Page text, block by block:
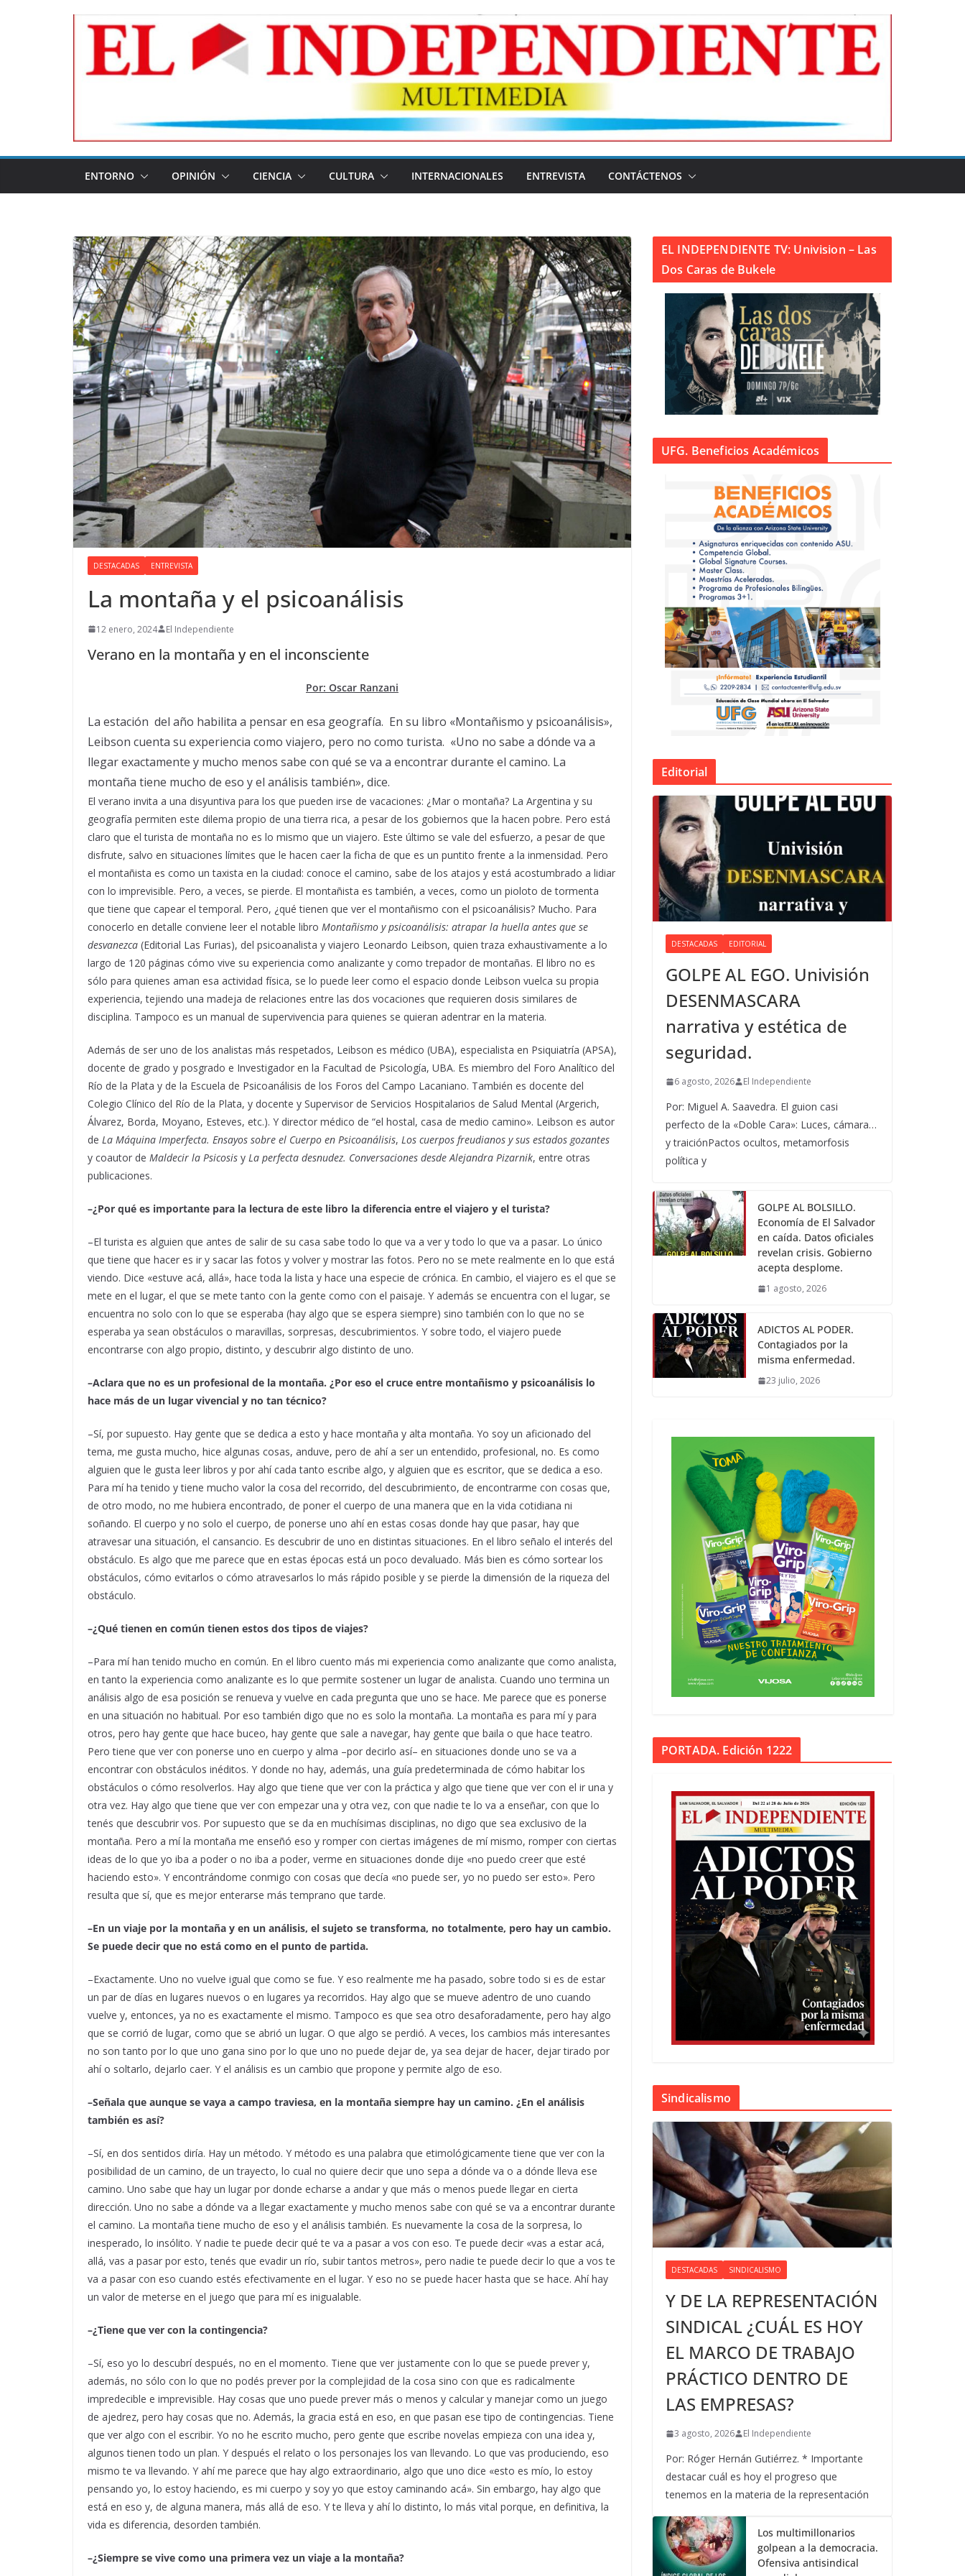
ENTORNO OPINIÓN CIENCIA CULTURA INTERNACIONALES ENTREVISTA CONTÁCTENOS
DESTACADAS ENTREVISTA
La montaña y el psicoanálisis
12 enero, 2024 El Independiente
Verano en la montaña y en el inconsciente
Por: Oscar Ranzani
La estación del año habilita a pensar en esa geografía. En su libro «Montañismo y psicoanálisis»,
Leibson cuenta su experiencia como viajero, pero no como turista. «Uno no sabe a dónde va a
llegar exactamente y mucho menos sabe con qué se va a encontrar durante el camino. La
montaña tiene mucho de eso y el análisis también», dice.
El verano invita a una disyuntiva para los que pueden irse de vacaciones: ¿Mar o montaña? La Argentina y su
geografía permiten este dilema propio de una tierra rica, a pesar de los gobiernos que la hacen pobre. Pero está
claro que el turista de montaña no es lo mismo que un viajero. Este último se vale del esfuerzo, a pesar de que
disfrute, salvo en situaciones límites que le hacen caer la ficha de que es un puntito frente a la inmensidad. Pero
el montañista es como un taxista en la ciudad: conoce el camino, sabe de los atajos y está acostumbrado a lidiar
con lo imprevisible. Pero, a veces, se pierde. El montañista es también, a veces, como un pioloto de tormenta
que tiene que capear el temporal. Pero, ¿qué tienen que ver el montañismo con el psicoanálisis? Mucho. Para
conocerlo en detalle conviene leer el notable libro Montañismo y psicoanálisis: atrapar la huella antes que se
desvanezca (Editorial Las Furias), del psicoanalista y viajero Leonardo Leibson, quien traza exhaustivamente a lo
largo de 120 páginas cómo vive su experiencia como analizante y como trepador de montañas. El libro no es
sólo para quienes aman esa actividad física, se lo puede leer como el espacio donde Leibson vuelca su propia
experiencia, tejiendo una madeja de relaciones entre las dos vocaciones que requieren dosis similares de
disciplina. Tampoco es un manual de supervivencia para quienes se quieran adentrar en la materia.
Además de ser uno de los analistas más respetados, Leibson es médico (UBA), especialista en Psiquiatría (APSA),
docente de grado y posgrado e Investigador en la Facultad de Psicología, UBA. Es miembro del Foro Analítico del
Río de la Plata y de la Escuela de Psicoanálisis de los Foros del Campo Lacaniano. También es docente del
Colegio Clínico del Río de la Plata, y docente y Supervisor de Servicios Hospitalarios de Salud Mental (Argerich,
Álvarez, Borda, Moyano, Esteves, etc.). Y director médico de “el hostal, casa de medio camino». Leibson es autor
de La Máquina Imperfecta. Ensayos sobre el Cuerpo en Psicoanálisis, Los cuerpos freudianos y sus estados gozantes
y coautor de Maldecir la Psicosis y La perfecta desnudez. Conversaciones desde Alejandra Pizarnik, entre otras
publicaciones.
–¿Por qué es importante para la lectura de este libro la diferencia entre el viajero y el turista?
–El turista es alguien que antes de salir de su casa sabe todo lo que va a ver y todo lo que va a pasar. Lo único
que tiene que hacer es ir y sacar las fotos y volver y mostrar las fotos. Pero no se mete realmente en lo que está
viendo. Dice «estuve acá, allá», hace toda la lista y hace una especie de crónica. En cambio, el viajero es el que se
mete en el lugar, el que se mete tanto con la gente como con el paisaje. Y además se encuentra con el lugar, se
encuentra no solo con lo que se esperaba (hay algo que se espera siempre) sino también con lo que no se
esperaba ya sean obstáculos o maravillas, sorpresas, descubrimientos. Y sobre todo, el viajero puede
encontrarse con algo propio, distinto, y descubrir algo distinto de uno.
–Aclara que no es un profesional de la montaña. ¿Por eso el cruce entre montañismo y psicoanálisis lo
hace más de un lugar vivencial y no tan técnico?
–Sí, por supuesto. Hay gente que se dedica a esto y hace montaña y alta montaña. Yo soy un aficionado del
tema, me gusta mucho, hice algunas cosas, anduve, pero de ahí a ser un entendido, profesional, no. Es como
alguien que le gusta leer libros y por ahí cada tanto escribe algo, y alguien que es escritor, que se dedica a eso.
Para mí ha tenido y tiene mucho valor la cosa del recorrido, del descubrimiento, de encontrarme con cosas que,
de otro modo, no me hubiera encontrado, de poner el cuerpo de una manera que en la vida cotidiana ni
soñando. El cuerpo y no solo el cuerpo, de ponerse uno ahí en estas cosas donde hay que pasar, hay que
atravesar una situación, el cansancio. Es descubrir de uno en distintas situaciones. En el libro señalo el interés del
obstáculo. Es algo que me parece que en estas épocas está un poco devaluado. Más bien es cómo sortear los
obstáculos, cómo evitarlos o cómo atravesarlos lo más rápido posible y se pierde la dimensión de la riqueza del
obstáculo.
–¿Qué tienen en común tienen estos dos tipos de viajes?
–Para mí han tenido mucho en común. En el libro cuento más mi experiencia como analizante que como analista,
en tanto la experiencia como analizante es lo que permite sostener un lugar de analista. Cuando uno termina un
análisis algo de esa posición se renueva y vuelve en cada pregunta que uno se hace. Me parece que es ponerse
en una situación no habitual. Por eso también digo que no es solo la montaña. La montaña es para mí y para
otros, pero hay gente que hace buceo, hay gente que sale a navegar, hay gente que baila o que hace teatro.
Pero tiene que ver con ponerse uno en cuerpo y alma –por decirlo así– en situaciones donde uno se va a
encontrar con obstáculos inéditos. Y donde no hay, además, una guía predeterminada de cómo habitar los
obstáculos o cómo resolverlos. Hay algo que tiene que ver con la práctica y algo que tiene que ver con el ir una y
otra vez. Hay algo que tiene que ver con empezar una y otra vez, con que nadie te lo va a enseñar, con que lo
tenés que descubrir vos. Por supuesto que se da en muchísimas disciplinas, no digo que sea exclusivo de la
montaña. Pero a mí la montaña me enseñó eso y romper con ciertas imágenes de mí mismo, romper con ciertas
ideas de lo que yo iba a poder o no iba a poder, verme en situaciones donde dije «no puedo creer que esté
haciendo esto». Y encontrándome conmigo con cosas que decía «no puede ser, yo no puedo ser esto». Pero
resulta que sí, que es mejor enterarse más temprano que tarde.
–En un viaje por la montaña y en un análisis, el sujeto se transforma, no totalmente, pero hay un cambio.
Se puede decir que no está como en el punto de partida.
–Exactamente. Uno no vuelve igual que como se fue. Y eso realmente me ha pasado, sobre todo si es de estar
un par de días en lugares nuevos o en lugares ya recorridos. Hay algo que se mueve adentro de uno cuando
vuelve y, entonces, ya no es exactamente el mismo. Tampoco es que sea otro desaforadamente, pero hay algo
que se corrió de lugar, como que se abrió un lugar. O que algo se perdió. A veces, los cambios más interesantes
no son tanto por lo que uno gana sino por lo que uno no puede dejar de, ya sea dejar de hacer, dejar tirado por
ahí o soltarlo, dejarlo caer. Y el análisis es un cambio que propone y permite algo de eso.
–Señala que aunque se vaya a campo traviesa, en la montaña siempre hay un camino. ¿En el análisis
también es así?
–Sí, en dos sentidos diría. Hay un método. Y método es una palabra que etimológicamente tiene que ver con la
posibilidad de un camino, de un trayecto, lo cual no quiere decir que uno sepa a dónde va o a dónde lleva ese
camino. Uno sabe que hay un lugar por donde echarse a andar y que más o menos puede llegar en cierta
dirección. Uno no sabe a dónde va a llegar exactamente y mucho menos sabe con qué se va a encontrar durante
el camino. La montaña tiene mucho de eso y el análisis también. Es nuevamente la cosa de la sorpresa, lo
inesperado, lo insólito. Y nadie te puede decir qué te va a pasar a vos con eso. Te puede decir «vas a estar acá,
allá, vas a pasar por esto, tenés que evadir un río, subir tantos metros», pero nadie te puede decir lo que a vos te
va a pasar con eso cuando estés efectivamente en el lugar. Y eso no se puede hacer hasta que se hace. Ahí hay
un valor de meterse en el juego que para mí es inigualable.
–¿Tiene que ver con la contingencia?
–Sí, eso yo lo descubrí después, no en el momento. Tiene que ver justamente con lo que se puede prever y,
además, no sólo con lo que no podés prever por la complejidad de la cosa sino con que es radicalmente
impredecible e imprevisible. Hay cosas que uno puede prever más o menos y calcular y manejar como un juego
de ajedrez, pero hay cosas que no. Además, la gracia está en eso, en que pasan ese tipo de contingencias. Tiene
que ver algo con el escribir. Yo no he escrito mucho, pero gente que escribe novelas empieza con una idea y,
algunos tienen todo un plan. Y después el relato o los personajes los van llevando. Lo que vas produciendo, eso
mismo te va llevando. Y ahí me parece que hay algo extraordinario, algo que uno dice «esto es mío, lo estoy
pensando yo, lo estoy haciendo, es mi cuerpo y soy yo que estoy caminando acá». Sin embargo, hay algo que
está en eso y, de alguna manera, más allá de eso. Y te lleva y ahí lo distinto, lo más vital porque, en definitiva, la
vida es diferencia, desorden también.
–¿Siempre se vive como una primera vez un viaje a la montaña?
EL INDEPENDIENTE TV: Univision – Las
Dos Caras de Bukele
UFG. Beneficios Académicos
Editorial
DESTACADAS EDITORIAL
GOLPE AL EGO. Univisión
DESENMASCARA
narrativa y estética de
seguridad.
6 agosto, 2026 El Independiente
Por: Miguel A. Saavedra. El guion casi
perfecto de la «Doble Cara»: Luces, cámara…
y traiciónPactos ocultos, metamorfosis
política y
GOLPE AL BOLSILLO.
Economía de El Salvador
en caída. Datos oficiales
revelan crisis. Gobierno
acepta desplome.
1 agosto, 2026
ADICTOS AL PODER.
Contagiados por la
misma enfermedad.
23 julio, 2026
PORTADA. Edición 1222
Sindicalismo
DESTACADAS SINDICALISMO
Y DE LA REPRESENTACIÓN
SINDICAL ¿CUÁL ES HOY
EL MARCO DE TRABAJO
PRÁCTICO DENTRO DE
LAS EMPRESAS?
3 agosto, 2026 El Independiente
Por: Róger Hernán Gutiérrez. * Importante
destacar cuál es hoy el progreso que
tenemos en la materia de la representación
Los multimillonarios
golpean a la democracia.
Ofensiva antisindical